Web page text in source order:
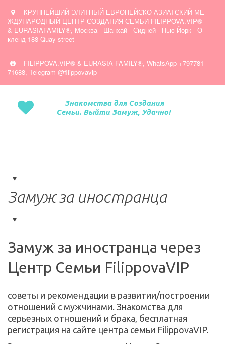
КРУПНЕЙШИЙ ЭЛИТНЫЙ ЕВРОПЕЙСКО-АЗИАТСКИЙ МЕ
ЖДУНАРОДНЫЙ ЦЕНТР СОЗДАНИЯ СЕМЬИ FILIPPOVA.VIP®
& EURASIAFAMILY®, Москва - Шанхай - Сидней - Нью-Йорк - О
кленд 188 Quay street
FILIPPOVA.VIP® & EURASIA FAMILY®, WhatsApp +797781
71688, Telegram @filippovavip
Знакомства для Создания
Семьи. Выйти Замуж, Удачно!
Замуж за иностранца
Замуж за иностранца через
Центр Семьи FilippovaVIP
советы и рекомендации в развитии/построении
отношений с мужчинами. Знакомства для
серьезных отношений и брака, бесплатная
регистрация на сайте центра семьи FilippovaVIP.